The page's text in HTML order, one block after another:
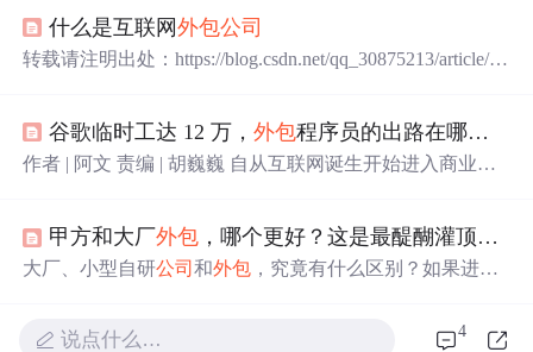
外包公司，就不得不提“四大金刚”...
年响亮了不少。或许，真如那句老话所言；大家你我，都
活在了最好的时代！ 笔者也在最近一段时间里，因为业务
口业务、人员流转、 公司 产品等等业界新闻趣事品茶简
叙，不禁感慨良多。在经过老友新朋的授权允许下，这里
将一些风言疯语，插科打诨汇总一文。分享给各位读者。
什么是互联网外包公司
转载请注明出处：https://blog.csdn.net/qq_30875213/article/de
一个产品，但是自己没有研发团队，就会将这个产品 外包
给能做这个产品的公司做，这个就叫项目外包。有一些大
谷歌临时工达 12 万，外包程序员的出路在哪里？
作者 | 阿文 责编 | 胡巍巍 自从互联网诞生开始进入商业领
“高薪资”，“平等”，"人性化" 等等。与传统企业相比较，
高科技企业的风格总是很令人憧憬和向往。 谷歌公司，为
各地的员工...
甲方和大厂外包 ，哪个更好？这是最醍醐灌顶的回答
大厂、小型自研公司和外包 ，究竟有什么区别？如果进不
说点什么… 4